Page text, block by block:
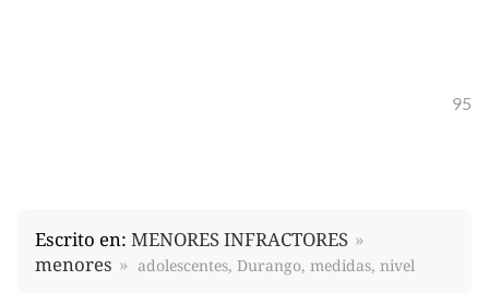
95
Escrito en: MENORES INFRACTORES
menores
adolescentes, Durango, medidas, nivel